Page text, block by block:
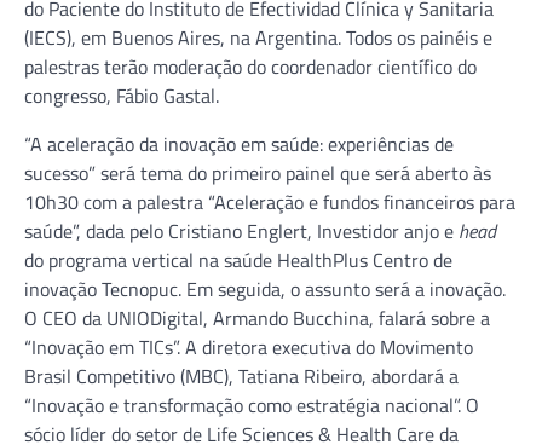
do Paciente do Instituto de Efectividad Clínica y Sanitaria
(IECS), em Buenos Aires, na Argentina. Todos os painéis e
palestras terão moderação do coordenador científico do
congresso, Fábio Gastal.
“A aceleração da inovação em saúde: experiências de
sucesso” será tema do primeiro painel que será aberto às
10h30 com a palestra “Aceleração e fundos financeiros para
saúde”, dada pelo Cristiano Englert, Investidor anjo e head
do programa vertical na saúde HealthPlus Centro de
inovação Tecnopuc. Em seguida, o assunto será a inovação.
O CEO da UNIODigital, Armando Bucchina, falará sobre a
“Inovação em TICs”. A diretora executiva do Movimento
Brasil Competitivo (MBC), Tatiana Ribeiro, abordará a
“Inovação e transformação como estratégia nacional”. O
sócio líder do setor de Life Sciences & Health Care da